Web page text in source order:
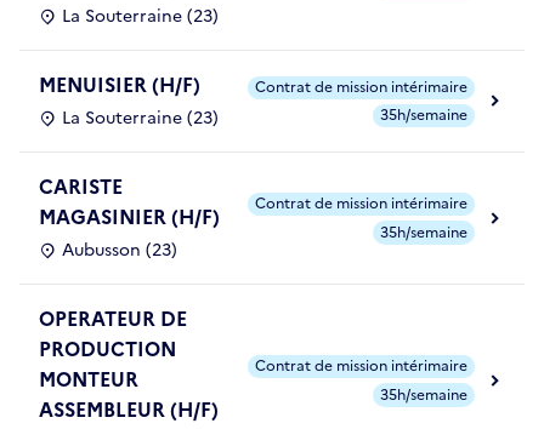
La Souterraine (23)
MENUISIER (H/F)
La Souterraine (23)
Contrat de mission intérimaire
35h/semaine
CARISTE
MAGASINIER (H/F)
Aubusson (23)
Contrat de mission intérimaire
35h/semaine
OPERATEUR DE
PRODUCTION
MONTEUR
ASSEMBLEUR (H/F)
Contrat de mission intérimaire
35h/semaine